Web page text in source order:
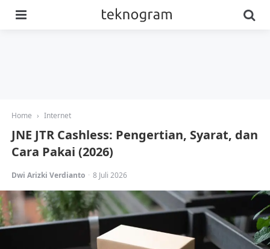
Home › Internet
JNE JTR Cashless: Pengertian, Syarat, dan
Cara Pakai (2026)
Posted
Dwi Arizki Verdianto 8 Juli 2026